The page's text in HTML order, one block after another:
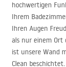
hochwertigen
Ihrem
Ihren Augen
als nur einem Ort
ist unsere Wand
Clean